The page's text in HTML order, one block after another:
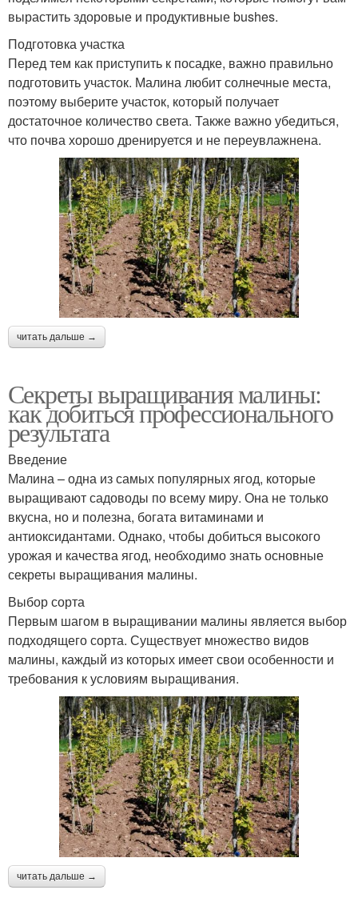
вырастить здоровые и продуктивные bushes.
Подготовка участка
Перед тем как приступить к посадке, важно правильно
подготовить участок. Малина любит солнечные места,
поэтому выберите участок, который получает
достаточное количество света. Также важно убедиться,
что почва хорошо дренируется и не переувлажнена.
читать дальше →
Секреты выращивания малины:
как добиться профессионального
результата
Введение
Малина – одна из самых популярных ягод, которые
выращивают садоводы по всему миру. Она не только
вкусна, но и полезна, богата витаминами и
антиоксидантами. Однако, чтобы добиться высокого
урожая и качества ягод, необходимо знать основные
секреты выращивания малины.
Выбор сорта
Первым шагом в выращивании малины является выбор
подходящего сорта. Существует множество видов
малины, каждый из которых имеет свои особенности и
требования к условиям выращивания.
читать дальше →